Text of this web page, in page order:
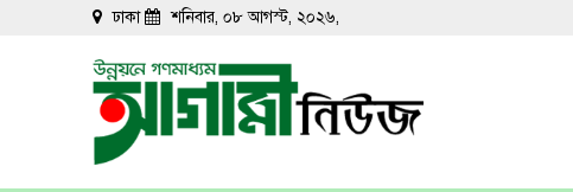
ঢাকা শনিবার, ০৮ আগস্ট, ২০২৬,